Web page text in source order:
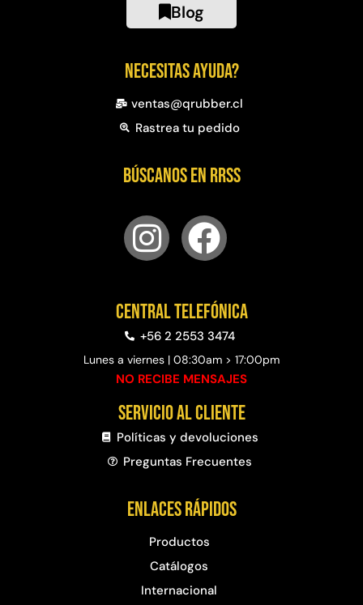
Blog
Necesitas ayuda?
ventas@qrubber.cl
Rastrea tu pedido
Búscanos en RRSS
Central telefónica
+56 2 2553 3474
Lunes a viernes | 08:30am > 17:00pm
NO RECIBE MENSAJES
Servicio al cliente
Políticas y devoluciones
Preguntas Frecuentes​
Enlaces rápidos
Productos
Catálogos
Internacional